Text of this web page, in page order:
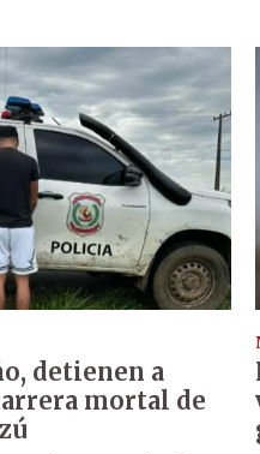
detienen a
mortal de